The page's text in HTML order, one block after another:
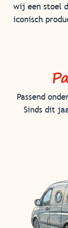
wij een stoel
iconisch
Passend
Sinds dit